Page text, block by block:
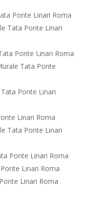
Ponte Linari Roma
Tata Ponte Linari
Ponte Linari Roma
Tata Ponte
Ponte Linari
Linari Roma
Tata Ponte Linari
Ponte Linari Roma
Linari Roma
Linari Roma